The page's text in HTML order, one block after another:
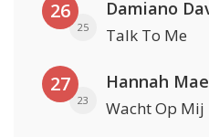
26
25 Talk To Me
27
23
Hannah Mae
Wacht Op Mij